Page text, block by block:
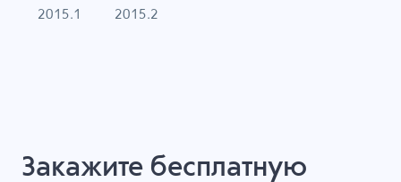
2015.1
2015.2
Закажите бесплатную